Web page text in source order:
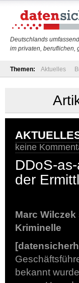
Deutschlands
im privaten, beruflichen,
Themen: Aktuelles
keine
DDoS-
der
Marc
Kriminelle
bekannt